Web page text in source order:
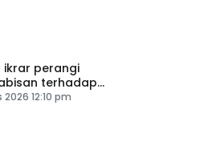
ikrar perangi
terhadap
narkotik
2026 12:10 pm